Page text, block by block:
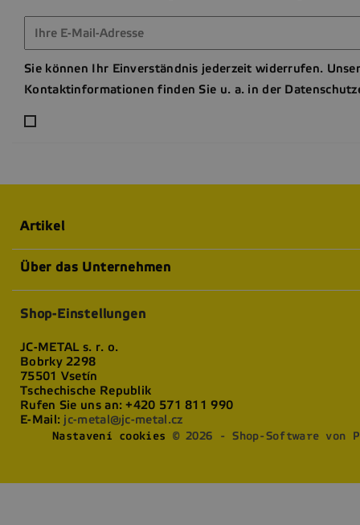
Sie können Ihr Einverständnis jederzeit widerrufen.
Kontaktinformationen finden Sie u. a. in der
Artikel
Über das Unternehmen
Shop-Einstellungen
JC-METAL s. r. o.
Bobrky 2298
75501 Vsetín
Tschechische Republik
Rufen Sie uns an:+420 571 811 990
E-Mail: jc-metal@jc-metal.cz
Nastavení cookies © 2026 - Shop-Software von